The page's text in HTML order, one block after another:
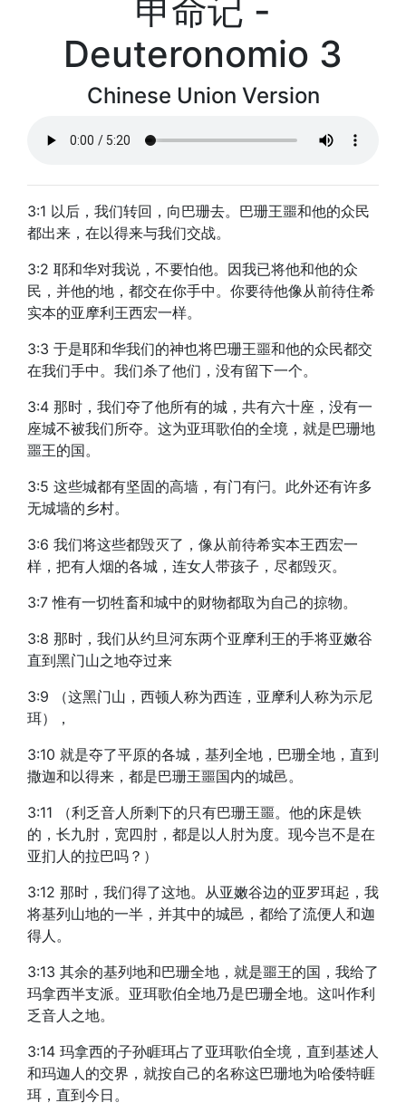
申命记 -
Deuteronomio 3
Chinese Union Version
3:1 以后，我们转回，向巴珊去。巴珊王噩和他的众民
都出来，在以得来与我们交战。
3:2 耶和华对我说，不要怕他。因我已将他和他的众
民，并他的地，都交在你手中。你要待他像从前待住希
实本的亚摩利王西宏一样。
3:3 于是耶和华我们的神也将巴珊王噩和他的众民都交
在我们手中。我们杀了他们，没有留下一个。
3:4 那时，我们夺了他所有的城，共有六十座，没有一
座城不被我们所夺。这为亚珥歌伯的全境，就是巴珊地
噩王的国。
3:5 这些城都有坚固的高墙，有门有闩。此外还有许多
无城墙的乡村。
3:6 我们将这些都毁灭了，像从前待希实本王西宏一
样，把有人烟的各城，连女人带孩子，尽都毁灭。
3:7 惟有一切牲畜和城中的财物都取为自己的掠物。
3:8 那时，我们从约旦河东两个亚摩利王的手将亚嫩谷
直到黑门山之地夺过来
3:9 （这黑门山，西顿人称为西连，亚摩利人称为示尼
珥），
3:10 就是夺了平原的各城，基列全地，巴珊全地，直到
撒迦和以得来，都是巴珊王噩国内的城邑。
3:11 （利乏音人所剩下的只有巴珊王噩。他的床是铁
的，长九肘，宽四肘，都是以人肘为度。现今岂不是在
亚扪人的拉巴吗？）
3:12 那时，我们得了这地。从亚嫩谷边的亚罗珥起，我
将基列山地的一半，并其中的城邑，都给了流便人和迦
得人。
3:13 其余的基列地和巴珊全地，就是噩王的国，我给了
玛拿西半支派。亚珥歌伯全地乃是巴珊全地。这叫作利
乏音人之地。
3:14 玛拿西的子孙睚珥占了亚珥歌伯全境，直到基述人
和玛迦人的交界，就按自己的名称这巴珊地为哈倭特睚
珥，直到今日。